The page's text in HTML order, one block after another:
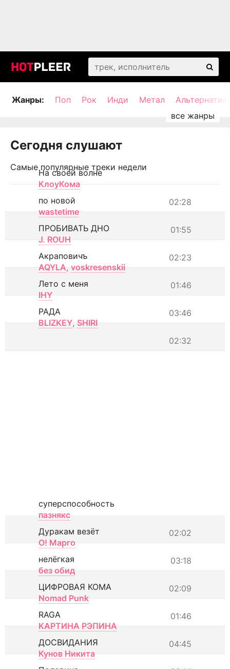
Жанры: Поп Рок Инди Метал
Сегодня слушают
Самые популярные треки недели
На своей волне
КлоуКома
02:28
по новой
wastetime
01:55
ПРОБИВАТЬ ДНО
J. ROUH
02:23
Акраповичъ
AQYLA, voskresenskii
01:46
Лето с меня
IHY
03:46
РАДА
BLIZKEY, SHIRI
02:32
суперспособность
пазнякс
02:02
Дуракам везёт
О! Марго
03:18
нелёгкая
без обид
02:09
ЦИФРОВАЯ КОМА
Nomad Punk
01:46
RAGA
КАРТИНА РЭПИНА
04:45
ДОСВИДАНИЯ
Кунов Никита